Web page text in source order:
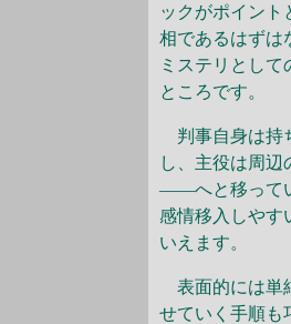
ックがポイント
相であるはずは
ミステリとし
ところです。
判事自身は持
し、主役は周
――へと移って
感情移入しやす
いえます。
表面的には単
せていく手順も